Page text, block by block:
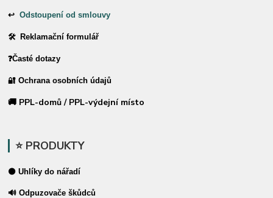
↩Odstoupení od smlouvy
🛠 Reklamační formulář
❓Časté dotazy
🔐 Ochrana osobních údajů
🚚 PPL-domů / PPL-výdejní místo
⭐ PRODUKTY
⚫ Uhlíky do nářadí
🔊 Odpuzovače škůdců